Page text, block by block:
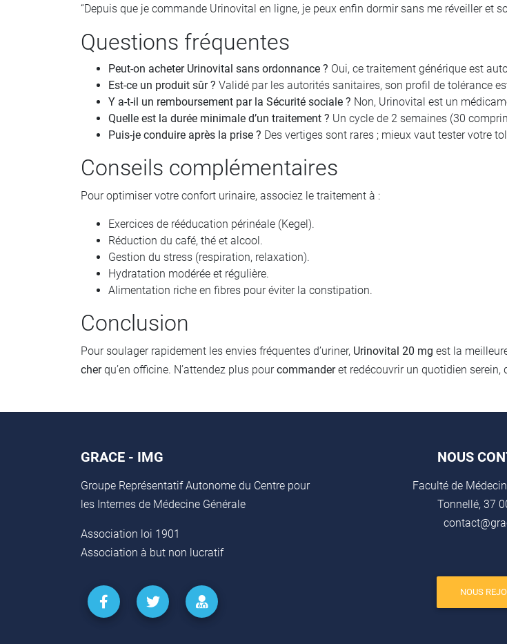
“Depuis que je commande Urinovital en ligne, je peux enfin dormir sans me réveiller et
Questions fréquentes
Peut-on acheter Urinovital sans ordonnance ? Oui, ce traitement générique est
Est-ce un produit sûr ? Validé par les autorités sanitaires, son profil de tolérance
Y a-t-il un remboursement par la Sécurité sociale ? Non, Urinovital est un
Quelle est la durée minimale d’un traitement ? Un cycle de 2 semaines (30
Puis-je conduire après la prise ? Des vertiges sont rares ; mieux vaut tester votre
Conseils complémentaires
Pour optimiser votre confort urinaire, associez le traitement à :
Exercices de rééducation périnéale (Kegel).
Réduction du café, thé et alcool.
Gestion du stress (respiration, relaxation).
Hydratation modérée et régulière.
Alimentation riche en fibres pour éviter la constipation.
Conclusion
Pour soulager rapidement les envies fréquentes d’uriner, Urinovital 20 mg est la
cherqu’en officine. N’attendez plus pourcommanderet redécouvrir un quotidien
GRACE - IMG
Groupe Représentatif Autonome du Centre pour
les Internes de Médecine Générale
Association loi 1901
Association à but non lucratif
NOUS
Faculté de
Tonnellé, 37
NOUS